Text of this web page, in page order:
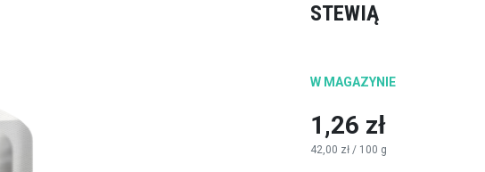
STEWIĄ
W MAGAZYNIE
1,26 zł
42,00 zł / 100 g